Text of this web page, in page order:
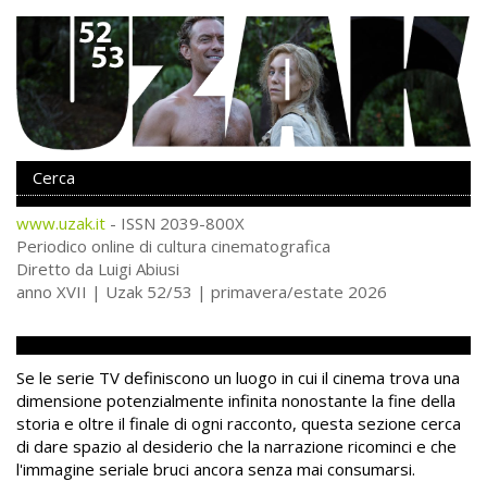
www.uzak.it - ISSN 2039-800X
Periodico online di cultura cinematografica
Diretto da Luigi Abiusi
anno XVII | Uzak 52/53 | primavera/estate 2026
Se le serie TV definiscono un luogo in cui il cinema trova una
dimensione potenzialmente infinita nonostante la fine della
storia e oltre il finale di ogni racconto, questa sezione cerca
di dare spazio al desiderio che la narrazione ricominci e che
l'immagine seriale bruci ancora senza mai consumarsi.